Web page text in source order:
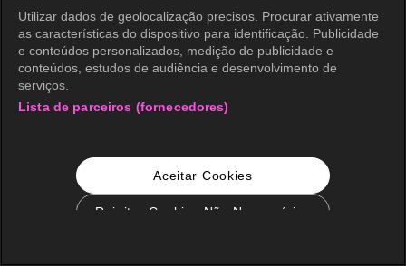
Utilizar dados de geolocalização precisos. Procurar ativamente
as características do dispositivo para identificação. Publicidade
e conteúdos personalizados, medição de publicidade e
conteúdos, estudos de audiência e desenvolvimento de
serviços.
Lista de parceiros (fornecedores)
Aceitar Cookies
Rejeitar Cookies Não Necessários